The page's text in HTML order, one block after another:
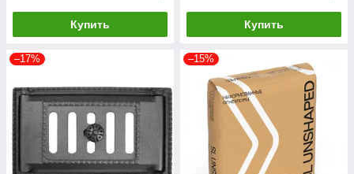
Купить Купить
–17% –15%